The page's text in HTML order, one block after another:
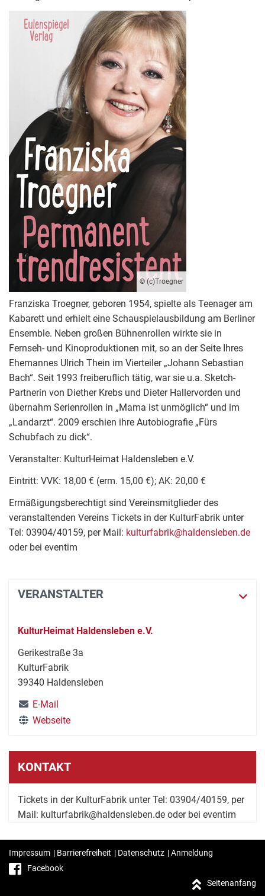
© (c)Troegner
Franziska Troegner, geboren 1954, spielte als Teenager am
Kabarett und erhielt eine Schauspielausbildung am Berliner
Ensemble. Neben großen Bühnenrollen wirkte sie in
Fernseh- und Kinoproduktionen mit, so an der Seite Ihres
Ehemannes Ulrich Thein im Vierteiler „Johann Sebastian
Bach“. Seit 1993 freiberuflich tätig, war sie u.a. Sketch-
Partnerin von Diether Krebs und Dieter Hallervorden und
übernahm Serienrollen in „Mama ist unmöglich“ und im
„Landarzt“. 2009 erschien ihre Autobiografie „Fürs
Schubfach zu dick“.
Veranstalter: KulturHeimat Haldensleben e.V.
Eintritt: VVK: 18,00 € (erm. 15,00 €); AK: 20,00 €
Ermäßigungsberechtigt sind Vereinsmitglieder des
veranstaltenden Vereins Tickets in der KulturFabrik unter
Tel: 03904/40159, per Mail: kulturfabrik@haldensleben.de
oder bei eventim
VERANSTALTER
KulturHeimat Haldensleben e.V.
Gerikestraße 3a
KulturFabrik
39340 Haldensleben
E-Mail
Webseite
KONTAKT
Tickets in der KulturFabrik unter Tel: 03904/40159, per
Mail: kulturfabrik@haldensleben.de oder bei eventim
Impressum | Barrierefreiheit | Datenschutz |Anmeldung
Facebook
Seitenanfang